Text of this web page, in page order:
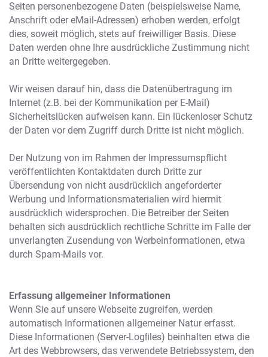
Seiten personenbezogene Daten (beispielsweise Name,
Anschrift oder eMail-Adressen) erhoben werden, erfolgt
dies, soweit möglich, stets auf freiwilliger Basis. Diese
Daten werden ohne Ihre ausdrückliche Zustimmung nicht
an Dritte weitergegeben.
Wir weisen darauf hin, dass die Datenübertragung im
Internet (z.B. bei der Kommunikation per E-Mail)
Sicherheitslücken aufweisen kann. Ein lückenloser Schutz
der Daten vor dem Zugriff durch Dritte ist nicht möglich.
Der Nutzung von im Rahmen der Impressumspflicht
veröffentlichten Kontaktdaten durch Dritte zur
Übersendung von nicht ausdrücklich angeforderter
Werbung und Informationsmaterialien wird hiermit
ausdrücklich widersprochen. Die Betreiber der Seiten
behalten sich ausdrücklich rechtliche Schritte im Falle der
unverlangten Zusendung von Werbeinformationen, etwa
durch Spam-Mails vor.
Erfassung allgemeiner Informationen
Wenn Sie auf unsere Webseite zugreifen, werden
automatisch Informationen allgemeiner Natur erfasst.
Diese Informationen (Server-Logﬁles) beinhalten etwa die
Art des Webbrowsers, das verwendete Betriebssystem, den